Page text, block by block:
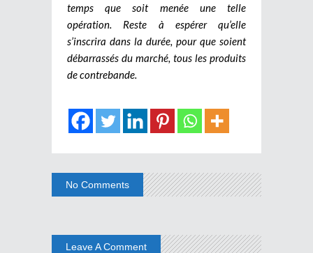
temps que soit menée une telle
opération. Reste à espérer qu’elle
s’inscrira dans la durée, pour que soient
débarrassés du marché, tous les produits
de contrebande.
No Comments
Leave A Comment